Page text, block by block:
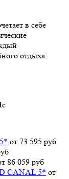
в себе
отдыха:
от 73 595 руб
86 059 руб
CANAL 5* от